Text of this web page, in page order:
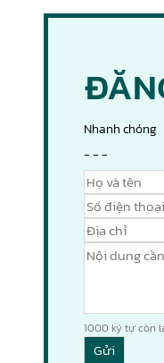
Nhanh
- - -
1000 ký tự còn